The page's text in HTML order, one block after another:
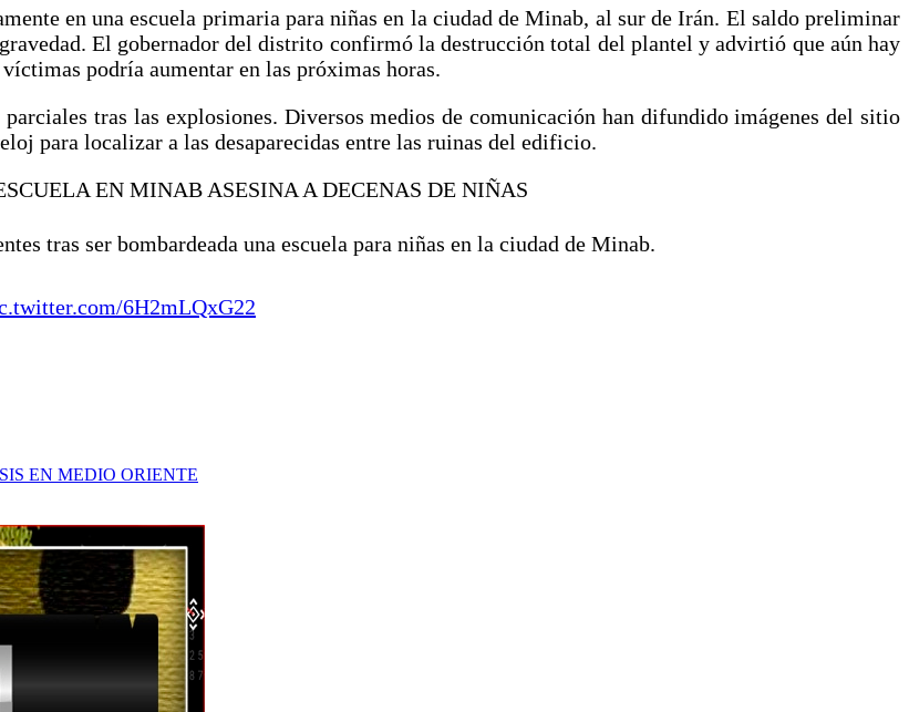
en una escuela primaria para niñas en la ciudad de Minab, al sur de Irán. El saldo preliminar
El gobernador del distrito confirmó la destrucción total del plantel y advirtió que aún hay
podría aumentar en las próximas horas.
tras las explosiones. Diversos medios de comunicación han difundido imágenes del sitio
para localizar a las desaparecidas entre las ruinas del edificio.
EN MINAB ASESINA A DECENAS DE NIÑAS
tras ser bombardeada una escuela para niñas en la ciudad de Minab.
6H2mLQxG22
EN MEDIO ORIENTE